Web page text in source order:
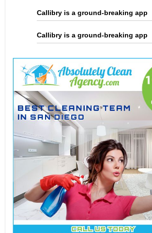
Callibry is a ground-breaking app
Callibry is a ground-breaking app